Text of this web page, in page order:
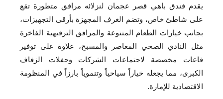
يقدم فندق باهي قصر عجمان لنزلائه مرافق متطورة تقع
على شاطئ خاص، وتضم الغرف المجهزة بأرقى التجهيزات،
بجانب خيارات الطعام المتنوعة والمرافق الترفيهية الفاخرة
مثل النادي الصحي المعاصر والمسبح، علاوة على توفير
قاعات مخصصة لاجتماعات الشركات وحفلات الزفاف
الكبرى، مما يجعله خياراً سياحياً وتنموياً بارزاً في المنظومة
الاقتصادية للإمارة.